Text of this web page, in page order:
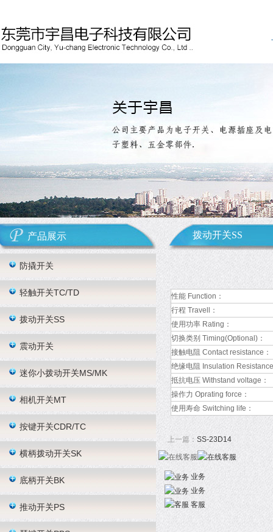
产品展示
防撬开关
轻触开关TC/TD
拨动开关SS
震动开关
迷你小拨动开关MS/MK
相机开关MT
按键开关CDR/TC
横柄拨动开关SK
底柄开关BK
推动开关PS
拨动开关SS
性能 Function：
行程 Travell：
使用功率 Rating：
切换类别 Timing(Optional)：
接触电阻 Contact resistance：
绝缘电阻 Insulation
抵抗电压 Withstand voltage：
操作力 Oprating force：
使用寿命 Switching life：
上一篇： SS-23D14
业务
业务
客服